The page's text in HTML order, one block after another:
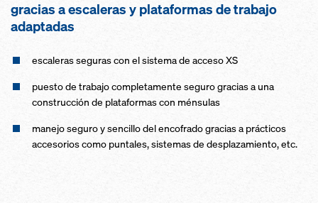
gracias a escale­ras y plataformas de trabajo
adapta­das
escale­ras seguras con el sistema de acceso XS
puesto de trabajo completa­mente seguro gracias a una
construcción de plataformas con ménsulas
manejo seguro y sencillo del encofra­do gracias a prácti­cos
accesorios como puntales, sistemas de desplazamiento, etc.